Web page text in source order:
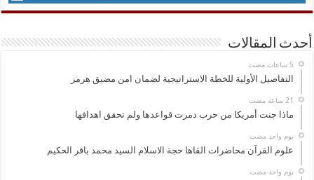
أحدث المقالات
التفاصيل الأولية للخطة الاستراتيجية لضمان امن مضيق هرمز
ماذا جنت أمريكا من حرب دمرت قواعدها ولم تحقق اهدافها
‏يوم واحد مضت
علوم القرآن محاضرات القاها حجة الاسلام السيد محمد باقر الحكيم
‏يوم واحد مضت